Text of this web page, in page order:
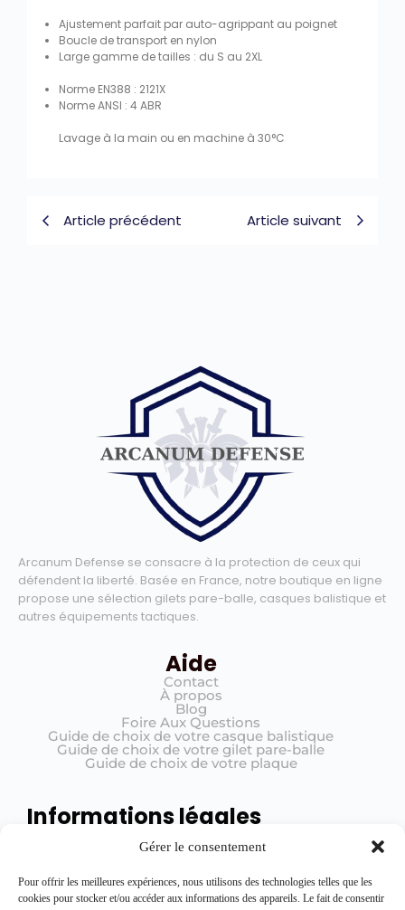
Gérer le consentement
Pour offrir les meilleures expériences, nous utilisons des technologies telles que les
cookies pour stocker et/ou accéder aux informations des appareils. Le fait de consentir
Ajustement parfait par auto-agrippant au poignet
Boucle de transport en nylon
Large gamme de tailles : du S au 2XL
Norme EN388 : 2121X
Norme ANSI : 4 ABR
Lavage à la main ou en machine à 30°C
Article précédent Article suivant
Arcanum Defense se consacre à la protection de ceux qui
défendent la liberté. Basée en France, notre boutique en ligne
propose une sélection gilets pare-balle, casques balistique et
autres équipements tactiques.
Aide
Contact
À propos
Blog
Foire Aux Questions
Guide de choix de votre casque balistique
Guide de choix de votre gilet pare-balle
Guide de choix de votre plaque
Informations légales
Conditions générales de vente (CGV)
Registre de traitement